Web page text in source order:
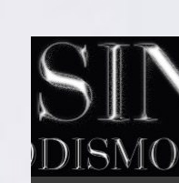
EL
Periodismo